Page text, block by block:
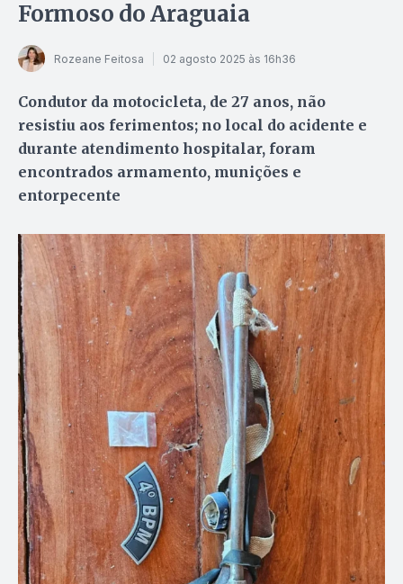
Formoso do Araguaia
Rozeane Feitosa 02 agosto 2025 às 16h36
Condutor da motocicleta, de 27 anos, não
resistiu aos ferimentos; no local do acidente e
durante atendimento hospitalar, foram
encontrados armamento, munições e
entorpecente